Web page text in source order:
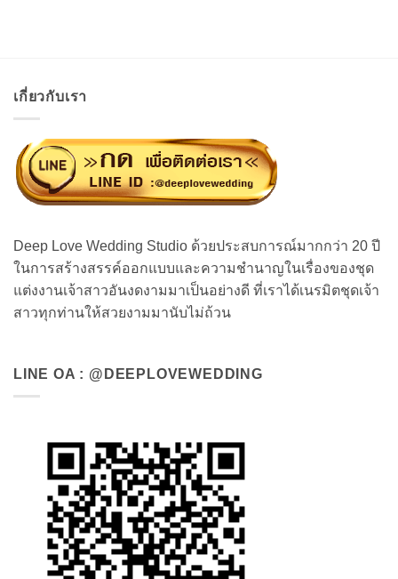
เกี่ยวกับเรา
Deep Love Wedding Studio ด้วยประสบการณ์มากกว่า 20 ปี
ในการสร้างสรรค์ออกแบบและความชำนาญในเรื่องของชุด
แต่งงานเจ้าสาวอันงดงามมาเป็นอย่างดี ที่เราได้เนรมิตชุดเจ้า
สาวทุกท่านให้สวยงามมานับไม่ถ้วน
LINE OA : @DEEPLOVEWEDDING